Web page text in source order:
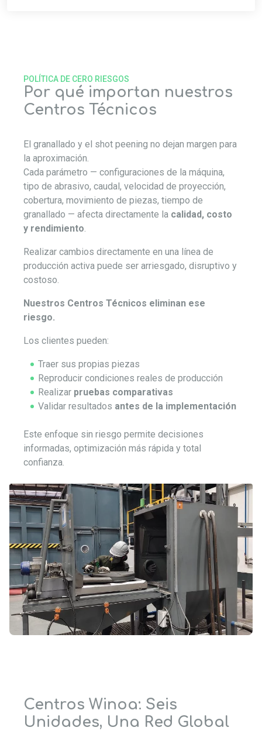
Por qué importan nuestros
Centros Técnicos
POLÍTICA DE CERO RIESGOS
El granallado y el shot peening no dejan margen para
la aproximación.
Cada parámetro — configuraciones de la máquina,
tipo de abrasivo, caudal, velocidad de proyección,
cobertura, movimiento de piezas, tiempo de
granallado — afecta directamente la calidad, costo
y rendimiento
Realizar cambios directamente en una línea de
producción activa puede ser arriesgado, disruptivo y
costoso.
Nuestros Centros Técnicos eliminan ese
riesgo.
Los clientes pueden:
Traer sus propias piezas
Reproducir condiciones reales de producción
Realizar pruebas comparativas
Validar resultados antes de la implementación
Este enfoque sin riesgo permite decisiones
informadas, optimización más rápida y total
confianza.
Centros Winoa: Seis
Unidades, Una Red Global